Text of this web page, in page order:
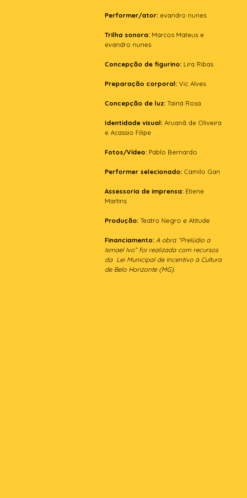
Performer/ator: evandro nunes
Trilha sonora: Marcos Mateus e
evandro nunes
Concepção de figurino: Lira Ribas
Preparação corporal: Vic Alves
Concepção de luz: Tainá Rosa
Identidade visual: Aruanã de Oliveira
e Acassio Filipe
Fotos/Vídeo: Pablo Bernardo
Performer selecionado: Camilo Gan
Assessoria de imprensa: Etiene
Martins
Produção: Teatro Negro e Atitude
Financiamento: A obra “Prelúdio a
Ismael Ivo” foi realizada com recursos
da Lei Municipal de Incentivo à Cultura
de Belo Horizonte (MG).